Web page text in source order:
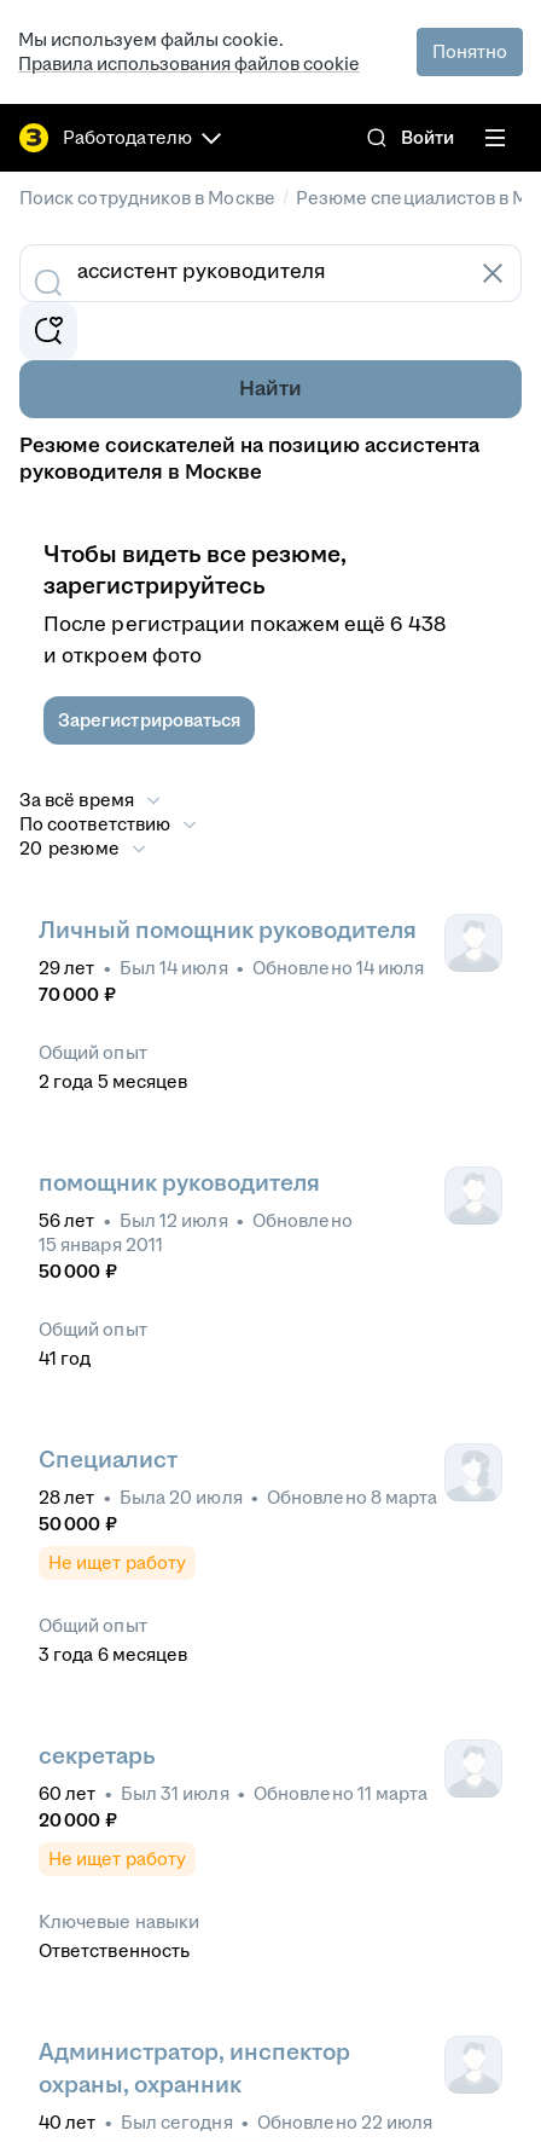
Мы используем файлы cookie.
Правила использования файлов cookie
Понятно
Работодателю Войти
Поиск сотрудников в Москве / Резюме специалистов в
Найти
Резюме соискателей на позицию ассистента
руководителя в Москве
Чтобы видеть все резюме,
зарегистрируйтесь
После регистрации покажем ещё 6 438
и откроем фото
Зарегистрироваться
За всё время
По соответствию
20 резюме
Личный помощник руководителя
29лет • Был 14 июля • Обновлено 14 июля
70 000 ₽
Общий опыт
2 года 5 месяцев
помощник руководителя
56лет • Был 12 июля • Обновлено
15 января 2011
50 000 ₽
Общий опыт
41 год
Специалист
28лет • Была 20 июля • Обновлено 8 марта
50 000 ₽
Не ищет работу
Общий опыт
3 года 6 месяцев
секретарь
60 лет • Был 31 июля • Обновлено 11 марта
20 000 ₽
Не ищет работу
Ключевые навыки
Ответственность
Администратор, инспектор
охраны, охранник
40 лет • Был сегодня • Обновлено 22 июля